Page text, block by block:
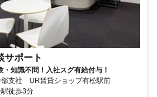
サポート
・知識不問！入社スグ有給付与！
部支社 UR賃貸ショップ有松駅前
徒歩3分